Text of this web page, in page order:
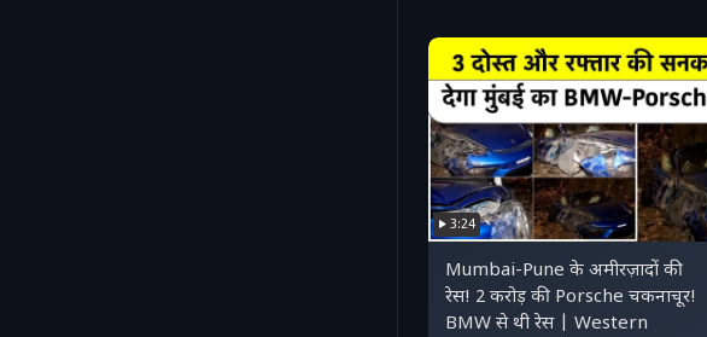
3:24
Mumbai-Pune के अमीरज़ादों की
रेस! 2 करोड़ की Porsche चकनाचूर!
BMW से थी रेस | Western